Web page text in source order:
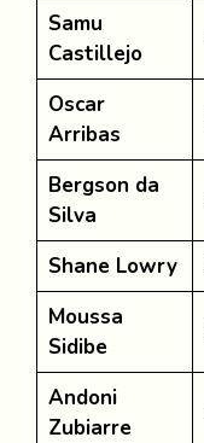
Samu
Castillejo
Oscar
Arribas
Bergson da
Silva
Shane Lowry
Moussa
Sidibe
Andoni
Zubiarre